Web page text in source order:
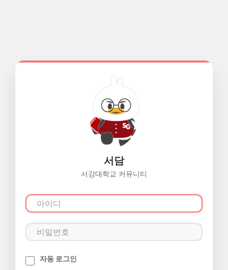
서담
서강대학교 커뮤니티
자동 로그인